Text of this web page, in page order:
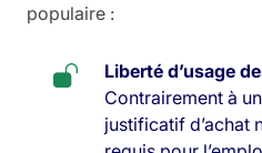
populaire :
Liberté d’usage
Contrairement à
justificatif d’achat